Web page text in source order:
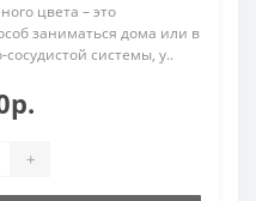
цвета – это
заниматься дома или в
системы, у..
+